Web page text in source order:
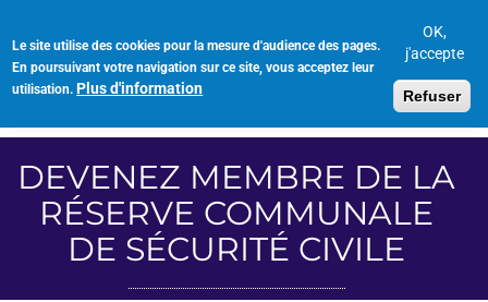
Le site utilise des cookies pour la mesure d'audience des pages.
En poursuivant votre navigation sur ce site, vous acceptez leur
utilisation. Plus d'information
OK,
j'accepte
Refuser
contenu
principal
DEVENEZ MEMBRE DE LA
RÉSERVE COMMUNALE
DE SÉCURITÉ CIVILE